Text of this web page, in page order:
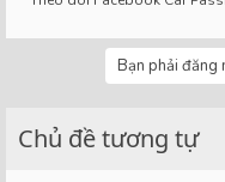
Bạn phải đăng
Chủ đề tương tự